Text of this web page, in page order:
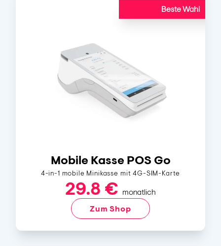
Beste Wahl
Mobile Kasse POS Go
4-in-1 mobile Minikasse mit 4G-SIM-Karte
29.8 € monatlich
Zum Shop